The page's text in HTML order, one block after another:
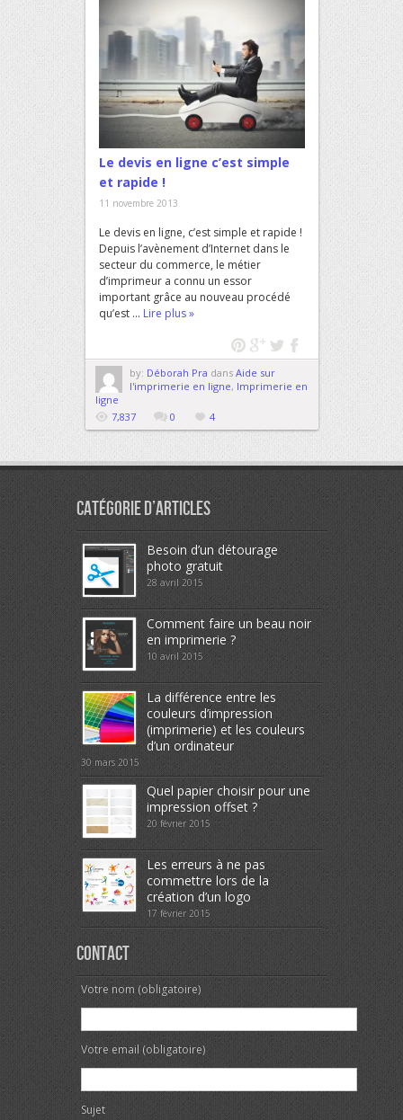
Le devis en ligne c’est simple
et rapide !
11 novembre 2013
Le devis en ligne, c’est simple et rapide !
Depuis l’avènement d’Internet dans le
secteur du commerce, le métier
d’imprimeur a connu un essor
important grâce au nouveau procédé
qu’est ... Lire plus »
by: Déborah Pra dans Aide sur
l'imprimerie en ligne, Imprimerie en
ligne
7,837
0 4
Catégorie d’articles
Besoin d’un détourage
photo gratuit
28 avril 2015
Comment faire un beau noir
en imprimerie ?
10 avril 2015
La différence entre les
couleurs d’impression
(imprimerie) et les couleurs
d’un ordinateur
30 mars 2015
Quel papier choisir pour une
impression offset ?
20 février 2015
Les erreurs à ne pas
commettre lors de la
création d’un logo
17 février 2015
Contact
Votre nom (obligatoire)
Votre email (obligatoire)
Sujet